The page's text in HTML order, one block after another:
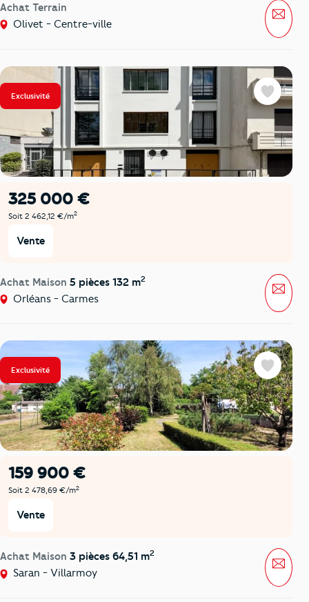
Achat Terrain
Olivet - Centre-ville
Exclusivité
325 000 €
Soit 2 462,12 €/m2
Vente
Achat Maison 5 pièces 132 m2
Orléans - Carmes
Favoris
Exclusivité
159 900 €
Soit 2 478,69 €/m2
Vente
Achat Maison 3 pièces 64,51 m2
Saran - Villarmoy
Favoris